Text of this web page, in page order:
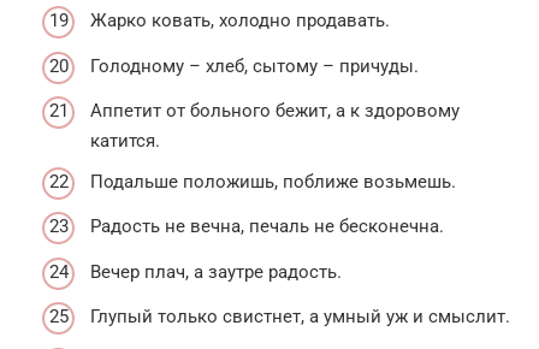
Жарко ковать, холодно продавать.
Голодному – хлеб, сытому – причуды.
Аппетит от больного бежит, а к здоровому
катится.
Подальше положишь, поближе возьмешь.
Радость не вечна, печаль не бесконечна.
Вечер плач, а заутре радость.
Глупый только свистнет, а умный уж и смыслит.